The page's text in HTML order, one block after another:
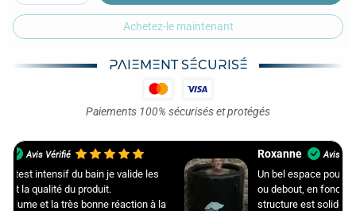
Achetez-le maintenant
PAIEMENT SÉCURISÉ
Paiements 100% sécurisés et protégés
Roxanne
Un bel espace pour l'immersion qui peut se faire assis
ou debout, en fonction de sa taille bien sûr. La
structure est solide, le produit est agréable et facile à